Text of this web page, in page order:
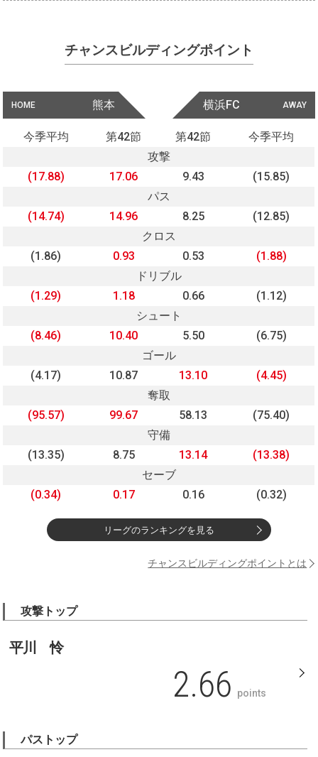
チャンスビルディングポイント
HOME 熊本 AWAY
横浜FC
今季平均 第42節 第42節
今季平均
攻撃
(17.88)
17.06 9.43
(15.85)
パス
(14.74)
14.96 8.25
(12.85)
クロス
(1.86)
0.93 0.53
(1.88)
ドリブル
(1.29)
1.18 0.66
(1.12)
シュート
(8.46)
10.40 5.50
(6.75)
ゴール
(4.17)
10.87 13.10
(4.45)
奪取
(95.57)
99.67 58.13
(75.40)
守備
(13.35)
8.75 13.14
(13.38)
セーブ
(0.34)
0.17 0.16 (0.32)
リーグのランキングを見る
チャンスビルディングポイントとは
攻撃トップ
平川 怜
2.66 points
パストップ